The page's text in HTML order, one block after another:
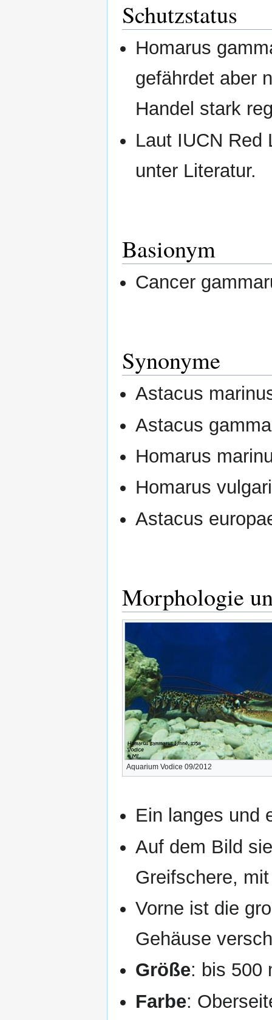
Schutzstatus
Homarus
gefährdet aber
Handel stark
Laut IUCN Red
unter Literatur.
Basionym
Cancer
Synonyme
Astacus
Astacus
Homarus
Homarus
Astacus
Morphologie
Aquarium Vodice 09/2012
Ein langes und
Auf dem Bild
Greifschere,
Vorne ist die
Gehäuse
Größe: bis 500
Farbe: